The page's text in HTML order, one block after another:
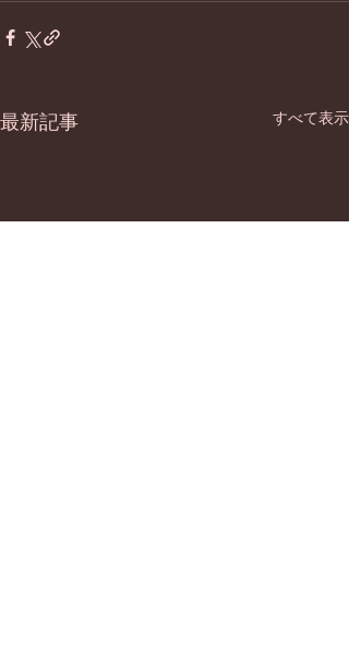
最新記事 すべて表示